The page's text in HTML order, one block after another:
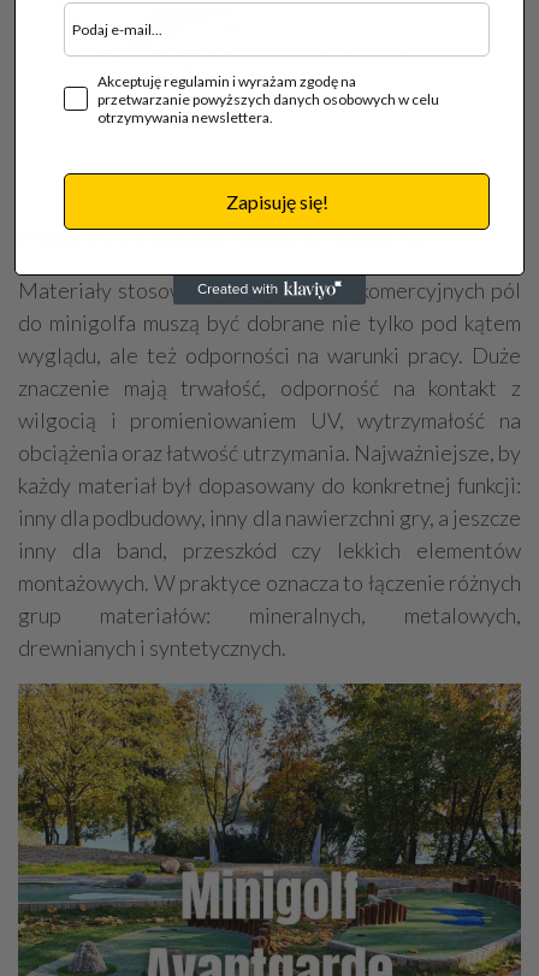
Materiały do budowy torów do minigolfa
Materiały stosowane przy budowie komercyjnych pól
do minigolfa muszą być dobrane nie tylko pod kątem
wyglądu, ale też odporności na warunki pracy. Duże
znaczenie mają trwałość, odporność na kontakt z
wilgocią i promieniowaniem UV, wytrzymałość na
obciążenia oraz łatwość utrzymania. Najważniejsze, by
każdy materiał był dopasowany do konkretnej funkcji:
inny dla podbudowy, inny dla nawierzchni gry, a jeszcze
inny dla band, przeszkód czy lekkich elementów
montażowych. W praktyce oznacza to łączenie różnych
grup materiałów: mineralnych, metalowych,
drewnianych i syntetycznych.
Akceptuję regulamin i wyrażam zgodę na
przetwarzanie powyższych danych osobowych w celu
otrzymywania newslettera.
Zapisuję się!